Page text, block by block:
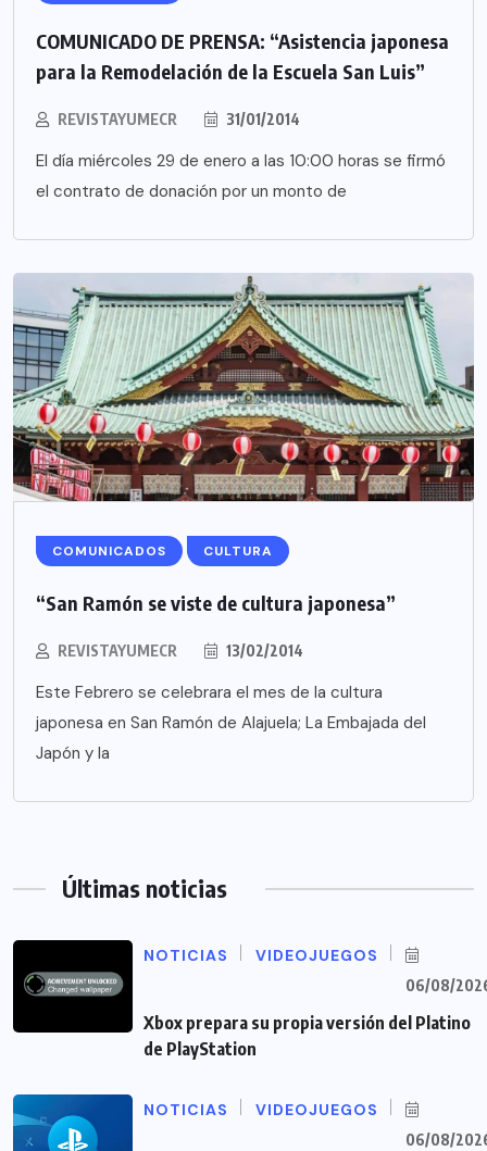
COMUNICADO DE PRENSA: “Asistencia japonesa
para la Remodelación de la Escuela San Luis”
REVISTAYUMECR 31/01/2014
El día miércoles 29 de enero a las 10:00 horas se firmó
el contrato de donación por un monto de
COMUNICADOS CULTURA
“San Ramón se viste de cultura japonesa”
REVISTAYUMECR 13/02/2014
Este Febrero se celebrara el mes de la cultura
japonesa en San Ramón de Alajuela; La Embajada del
Japón y la
Últimas noticias
NOTICIAS VIDEOJUEGOS
06/08/
Xbox prepara su propia versión del Platino
de PlayStation
NOTICIAS VIDEOJUEGOS
06/08/